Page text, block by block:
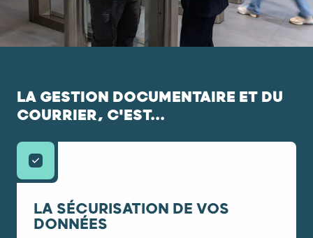
LA GESTION DOCUMENTAIRE ET DU
COURRIER, C'EST...
LA SÉCURISATION DE VOS
DONNÉES